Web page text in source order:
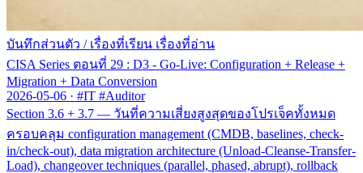
บันทึกส่วนตัว / เรื่องที่เรียน เรื่องที่อ่าน
CISA Series ตอนที่ 29 : D3 - Go-Live: Configuration + Release +
Migration + Data Conversion
2026-05-06 · #IT #Auditor
Section 3.6 + 3.7 — วันที่ความเสี่ยงสูงสุดของโปรเจ็คทั้งหมด
ครอบคลุม configuration management (CMDB, baselines, check-
in/check-out), data migration architecture (Unload-Cleanse-Transfer-
Load), changeover techniques (parallel, phased, abrupt), rollback